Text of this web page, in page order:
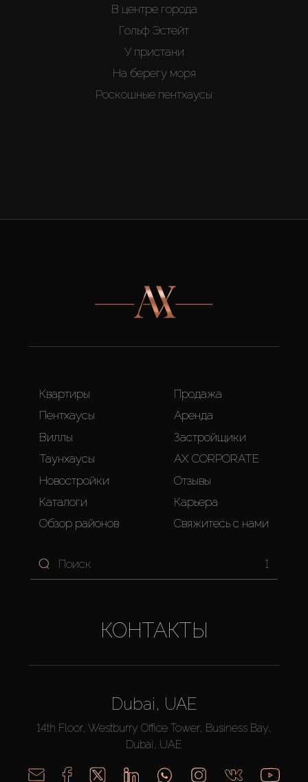
В центре города
Гольф Эстейт
У пристани
На берегу моря
Роскошные пентхаусы
Квартиры
Пентхаусы
Виллы
Таунхаусы
Новостройки
Каталоги
Обзор районов
Продажа
Аренда
Застройщики
AX CORPORATE
Отзывы
Карьера
Свяжитесь с нами
1
КОНТАКТЫ
Dubai, UAE
14th Floor, Westburry Office Tower, Business Bay,
Dubai, UAE